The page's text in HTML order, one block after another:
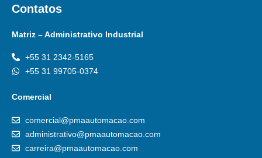
Contatos
Matriz – Administrativo Industrial
+55 31 2342-5165
+55 31 99705-0374
Comercial
comercial@pmaautomacao.com
administrativo@pmaautomacao.com
carreira@pmaautomacao.com